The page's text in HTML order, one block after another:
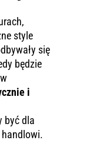
style
się
będzie
i
być dla